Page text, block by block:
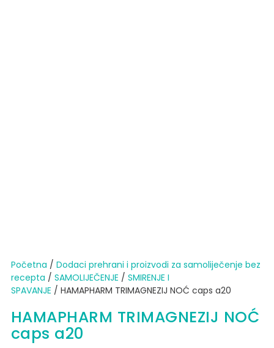
Početna / Dodaci prehrani i proizvodi za samoliječenje bez
recepta / SAMOLIJEČENJE / SMIRENJE I
SPAVANJE / HAMAPHARM TRIMAGNEZIJ NOĆ caps a20
HAMAPHARM TRIMAGNEZIJ NOĆ
caps a20